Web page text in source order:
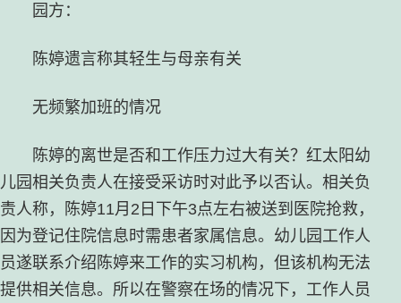
园方：
陈婷遗言称其轻生与母亲有关
无频繁加班的情况
陈婷的离世是否和工作压力过大有关？红太阳幼
儿园相关负责人在接受采访时对此予以否认。相关负
责人称，陈婷11月2日下午3点左右被送到医院抢救，
因为登记住院信息时需患者家属信息。幼儿园工作人
员遂联系介绍陈婷来工作的实习机构，但该机构无法
提供相关信息。所以在警察在场的情况下，工作人员